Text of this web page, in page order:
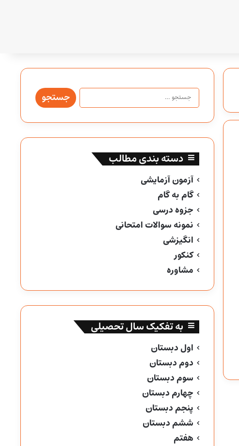
جستجو
برای:
دسته بندی مطالب
آزمون آزمایشی
گام به گام
جزوه درسی
نمونه سوالات امتحانی
انگیزشی
کنکور
مشاوره
به تفکیک سال تحصیلی
اول دبستان
دوم دبستان
سوم دبستان
چهارم دبستان
پنجم دبستان
ششم دبستان
هفتم